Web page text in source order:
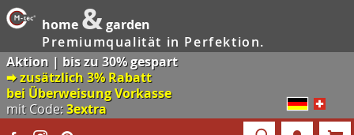
home &garden
Premiumqualität in Perfektion.
Aktion | bis zu 30% gespart
🠮 zusätzlich 3% Rabatt
bei Überweisung Vorkasse
mit Code:3extra